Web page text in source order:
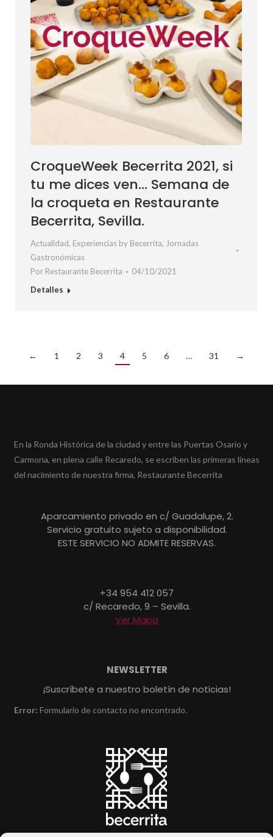
CroqueWeek Becerrita 2021, si
tu me dices ven… Semana de
la croqueta en Restaurante
Becerrita, Sevilla.
Actualidad, Experiencias by Becerrita, Jornadas
Gastronómicas
Por Restaurante Becerrita
04/10/2021
Detalles
← 1 2 3 4 5 6 … 31 →
En la Ronda Histórica de la ciudad y entre las Puertas Osario y
Carmona, en plena calle Recaredo, se escriben las primeras líneas
del nacimiento de nuestra firma, Restaurante Becerrita
Aparcamiento privado en c/ Guadalupe, 2.
Servicio gratuito sujeto a disponibilidad.
ESTE SERVICIO NO ADMITE RESERVAS.
+34 954 412 057
c/ Recaredo, 9 – Sevilla.
Ver Mapa
NEWSLETTER
¡Suscríbete a nuestro boletín de noticias!
Error: Formulario de contacto no encontrado.